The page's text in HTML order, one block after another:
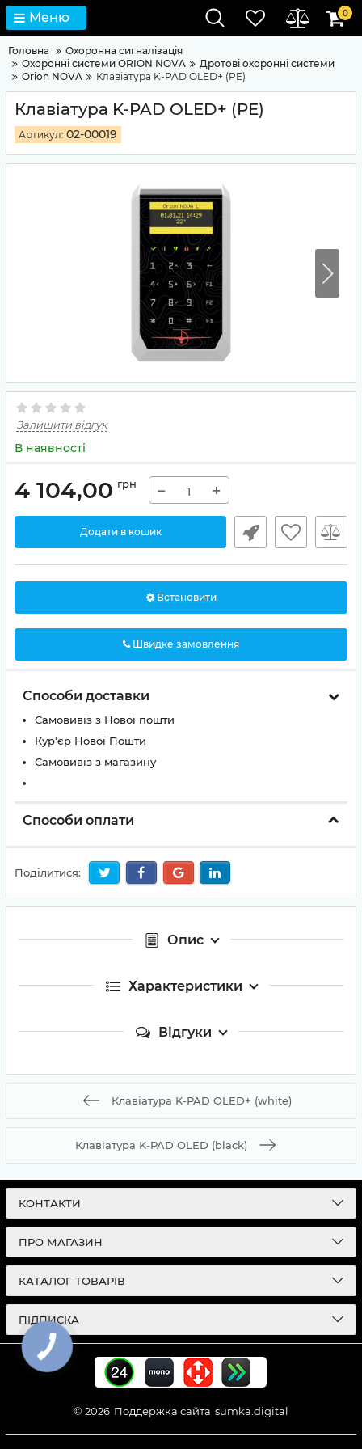
Меню 0
Головна
Охоронна сигналізація
Охоронні системи ORION NOVA
Дротові охоронні системи
Orion NOVA
Клавіатура K-PAD OLED+ (PE)
Клавіатура K-PAD OLED+ (PE)
Артикул: 02-00019
Залишити відгук
В наявності
4 104,00 грн − +
Додати в кошик
Встановити
Швидке замовлення
Способи доставки
Самовивіз з Нової пошти
Кур'єр Нової Пошти
Самовивіз з магазину
Способи оплати
Поділитися:
Опис
Характеристики
Відгуки
Клавіатура K-PAD OLED+ (white)
Клавіатура K-PAD OLED (black)
КОНТАКТИ
ПРО МАГАЗИН
КАТАЛОГ ТОВАРІВ
ПІДПИСКА
© 2026 Поддержка сайта sumka.digital